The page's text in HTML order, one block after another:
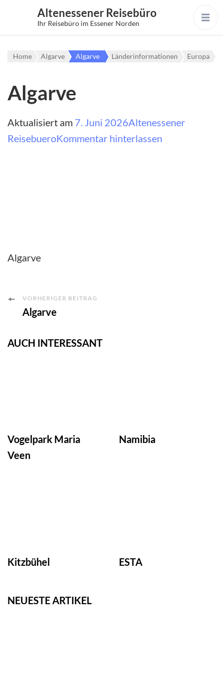
Altenessener Reisebüro
Ihr Reisebüro im Essener Norden
Home Länderinformationen Europa
Algarve Algarve
Algarve
Aktualisiert am 7. Juni 2026Altenessener
ReisebueroKommentar hinterlassen
Algarve
Post
Navigation
VORHERIGER BEITRAG
Algarve
AUCH INTERESSANT
Vogelpark Maria
Veen
Namibia
Kitzbühel ESTA
NEUESTE ARTIKEL